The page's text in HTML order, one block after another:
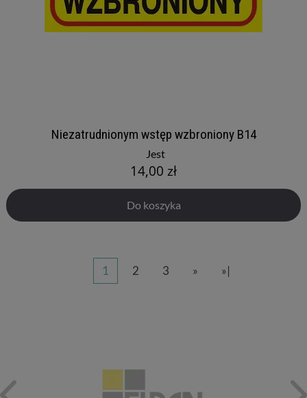
Niezatrudnionym wstęp wzbroniony B14
Jest
14,00 zł
Do koszyka
1 2 3 » »|